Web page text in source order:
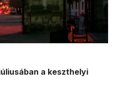
a keszthelyi